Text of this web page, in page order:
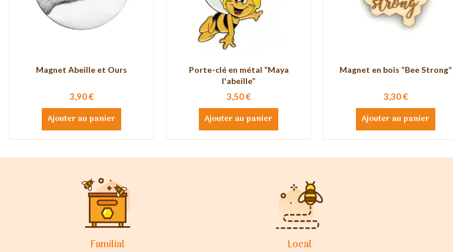
Magnet Abeille et Ours
3,90 €
Ajouter au panier
Porte-clé en métal “Maya
l'abeille”
3,50 €
Ajouter au panier
Magnet en bois “Bee Strong”
3,30 €
Ajouter au panier
Familial Local